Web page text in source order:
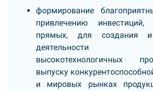
формирование
привлечению
прямых, для создания и
деятельности
высокотехнологичных
выпуску
и мировых рынках